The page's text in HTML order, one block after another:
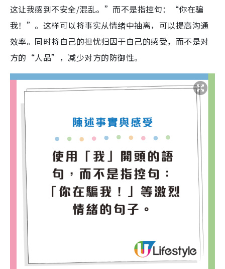
这让我感到不安全/混乱。”而不是指控句：“你在骗
我！”。这样可以将事实从情绪中抽离，可以提高沟通
效率。同时将自己的担忧归因于自己的感受，而不是对
方的“人品”，减少对方的防御性。